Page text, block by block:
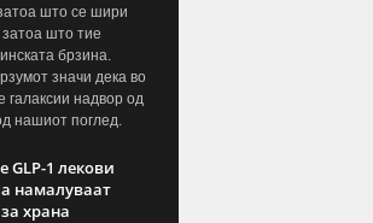
што се шири
што тие
брзина.
значи дека во
галаксии надвор од
нашиот поглед.
GLP-1 лекови
намалуваат
храна